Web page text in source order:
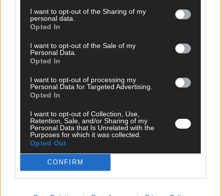
I want to opt-out of the Sharing of my
personal data.
Opted In
I want to opt-out of the Sale of my
Personal Data.
Opted In
I want to opt-out of processing my
Personal Data for Targeted Advertising.
Opted In
I want to opt-out of Collection, Use,
Retention, Sale, and/or Sharing of my
Personal Data that Is Unrelated with the
Purposes for which it was collected.
Opted Out
CONFIRM
TOP STORIES
EXTRA